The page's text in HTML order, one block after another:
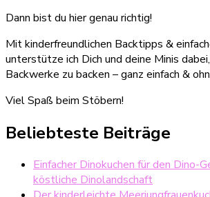
Dann bist du hier genau richtig!
Mit kinderfreundlichen Backtipps &
unterstütze ich Dich und deine Minis
Backwerke zu backen – ganz einfach &
Viel Spaß beim Stöbern!
Beliebteste Beiträge
Einfacher Dinokuchen für den Dino-
köstliche Dinolandschaft